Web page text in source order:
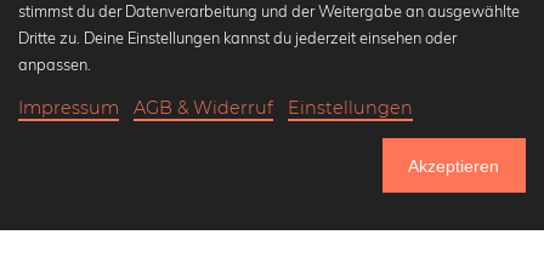
Bis Donnerstag: 20% Rabatt auf alle Bilder
Beliebte Kollektionen
Wandbilder in schwarz-weiß
Klassiker der Kunstgeschichte
stimmst du der Datenverarbeitung und der Weitergabe an ausgewählte
Dritte zu. Deine Einstellungen kannst du jederzeit einsehen oder
anpassen.
Impressum AGB & Widerruf Einstellungen
Akzeptieren